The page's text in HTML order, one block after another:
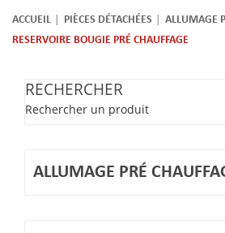
ACCUEIL PIÈCES DÉTACHÉES
ALLUMAGE
RESERVOIRE BOUGIE PRÉ CHAUFFAGE
RECHERCHER
Rechercher un produit
ALLUMAGE PRÉ